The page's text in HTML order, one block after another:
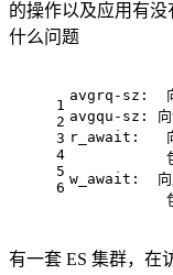
的操作以及应用有
什么问题
1
2
3
4
5
6
avgrq-sz:  向
avgqu-sz: 向
r_await:   向
包
w_await:  向服
包
有一套 ES 集群，在